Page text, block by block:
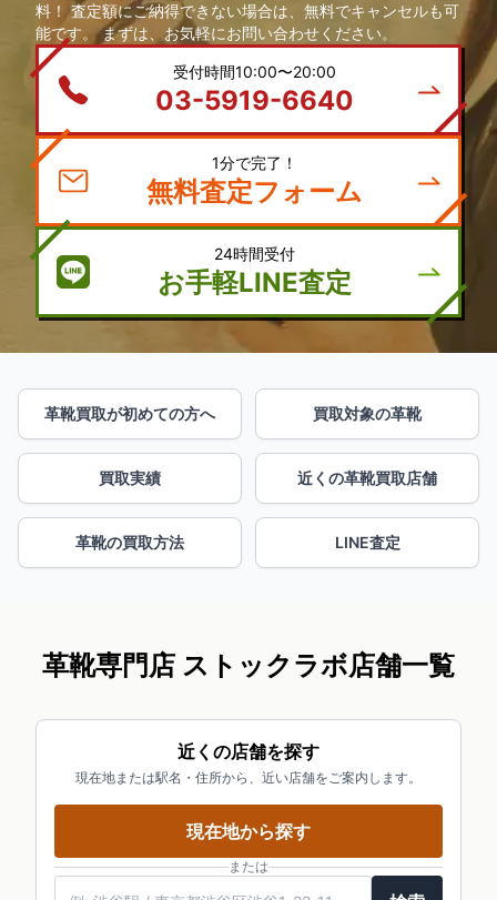
料！ 査定額にご納得できない場合は、無料でキャンセルも可
能です。 まずは、お気軽にお問い合わせください。
受付時間10:00〜20:00
03-5919-6640
1分で完了！
無料査定フォーム
24時間受付
お手軽LINE査定
革靴買取が初めての方へ 買取対象の革靴
買取実績 近くの革靴買取店舗
革靴の買取方法 LINE査定
革靴専門店 ストックラボ店舗一覧
近くの店舗を探す
現在地または駅名・住所から、近い店舗をご案内します。
現在地から探す
または